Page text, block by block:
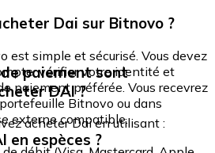
Dai sur Bitnovo ?
est simple et sécurisé. Vous devez
vérifier votre identité et
paiement préférée. Vous recevrez
Bitnovo ou dans
externe compatible.
paiement sont
DAI ?
acheter Dai en utilisant :
en espèces ?